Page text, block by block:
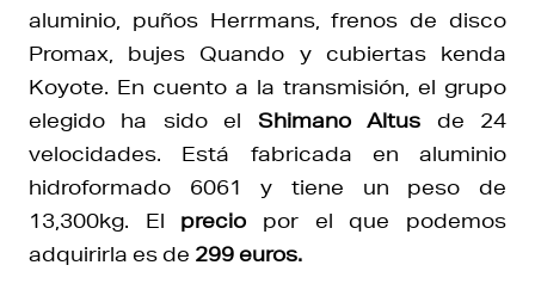
aluminio, puños Herrmans, frenos de disco
Promax, bujes Quando y cubiertas kenda
Koyote. En cuento a la transmisión, el grupo
elegido ha sido el Shimano Altus de 24
velocidades. Está fabricada en aluminio
hidroformado 6061 y tiene un peso de
13,300kg. El precio por el que podemos
adquirirla es de 299 euros.